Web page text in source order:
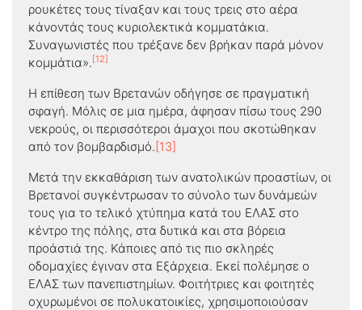
ρουκέτες τους τίναξαν και τους τρεις στο αέρα
κάνοντάς τους κυριολεκτικά κομματάκια.
Συναγωνιστές που τρέξανε δεν βρήκαν παρά μόνον
κομμάτια». [12]
Η επίθεση των Βρετανών οδήγησε σε πραγματική
σφαγή. Μόλις σε μια ημέρα, άφησαν πίσω τους 290
νεκρούς, οι περισσότεροι άμαχοι που σκοτώθηκαν
από τον βομβαρδισμό.[13]
Μετά την εκκαθάριση των ανατολικών προαστίων, οι
Βρετανοί συγκέντρωσαν το σύνολο των δυνάμεών
τους για το τελικό χτύπημα κατά του ΕΛΑΣ στο
κέντρο της πόλης, στα δυτικά και στα βόρεια
προάστιά της. Κάποιες από τις πιο σκληρές
οδομαχίες έγιναν στα Εξάρχεια. Εκεί πολέμησε ο
ΕΛΑΣ των πανεπιστημίων. Φοιτήτριες και φοιτητές
οχυρωμένοι σε πολυκατοικίες, χρησιμοποιούσαν